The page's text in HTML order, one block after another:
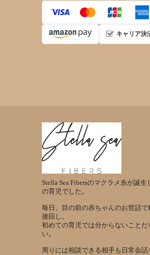
キャリア決
Stella Sea Fibersのマクラメ糸が誕
の育児でした。
毎日、目の前の赤ちゃんのお世話
後回し。
初めての育児では分からないこと
い。
周りには相談できる相手も日常会話